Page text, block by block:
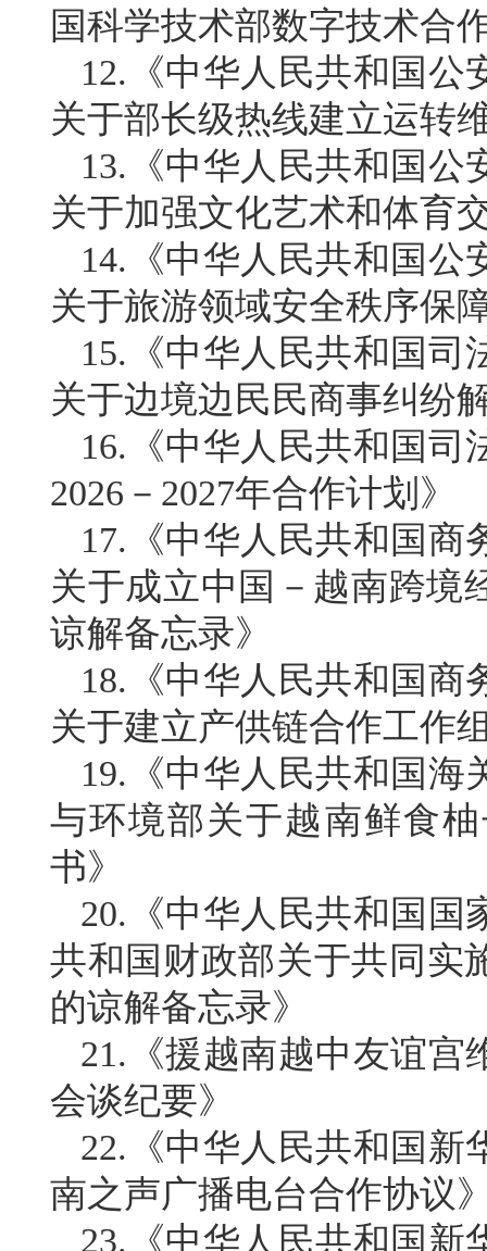
国科学技术部数字技术合
12.《中华人民共和国公
关于部长级热线建立运转
13.《中华人民共和国公
关于加强文化艺术和体育
14.《中华人民共和国公
关于旅游领域安全秩序保
15.《中华人民共和国司
关于边境边民民商事纠纷
16.《中华人民共和国司
2026－2027年合作计划》
17.《中华人民共和国商
关于成立中国－越南跨境
谅解备忘录》
18.《中华人民共和国商
关于建立产供链合作工作
19.《中华人民共和国海
与环境部关于越南鲜食
书》
20.《中华人民共和国国
共和国财政部关于共同实
的谅解备忘录》
21.《援越南越中友谊宫
会谈纪要》
22.《中华人民共和国新
南之声广播电台合作协议
23.《中华人民共和国新